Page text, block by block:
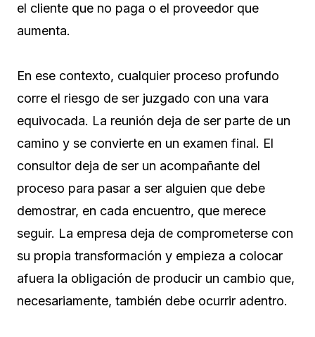
el cliente que no paga o el proveedor que
aumenta.
En ese contexto, cualquier proceso profundo
corre el riesgo de ser juzgado con una vara
equivocada. La reunión deja de ser parte de un
camino y se convierte en un examen final. El
consultor deja de ser un acompañante del
proceso para pasar a ser alguien que debe
demostrar, en cada encuentro, que merece
seguir. La empresa deja de comprometerse con
su propia transformación y empieza a colocar
afuera la obligación de producir un cambio que,
necesariamente, también debe ocurrir adentro.